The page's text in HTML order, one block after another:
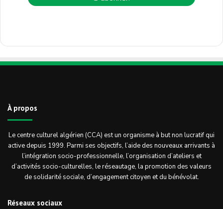
À propos
Le centre culturel algérien (CCA) est un organisme à but non lucratif qui
active depuis 1999. Parmi ses objectifs, l’aide des nouveaux arrivants à
l’intégration socio-professionnelle, l’organisation d’ateliers et
d’activités socio-culturelles, le réseautage, la promotion des valeurs
de solidarité sociale, d’engagement citoyen et du bénévolat.
Réseaux sociaux